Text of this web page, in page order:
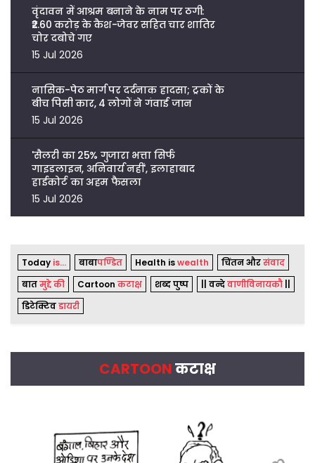
वृंदावन में आश्रम बनाने के नाम पर ठगी:
₹2.60 करोड़ के कैश-जेवर सहित चार शातिर
चोर दबोचे गए
15 Jul 2026
नासिक-पेठ मार्ग पर दर्दनाक हादसा; ट्रकों के
बीच पिसी कार, 4 लोगों ने गंवाई जान
15 Jul 2026
'सैलरी का 25% गुजारा भत्ता सिर्फ
गाइडलाइन, अनिवार्य नहीं', इलाहाबाद
हाईकोर्ट का अहम फैसला
15 Jul 2026
Today is... बाबापण्डित Health iswealth चिंतन औरसंवाद
बातमुद्दे की Cartoon कटाक्ष शब्द पुष्प || वन्देवाणीविनायकौ
डिटेक्टिवडायरी
CARTOONकटाक्ष